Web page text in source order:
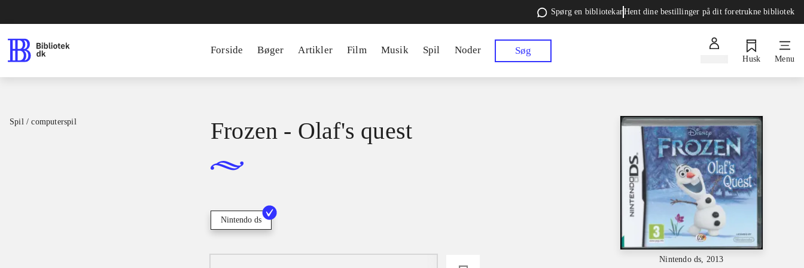
Spørg en bibliotekarHent dine bestillinger på dit foretrukne bibliotek
Forside Bøger Artikler Film Musik Spil Noder Søg
Husk Menu
Spil / computerspil
Nintendo ds, 2013
Frozen - Olaf's quest
Nintendo ds